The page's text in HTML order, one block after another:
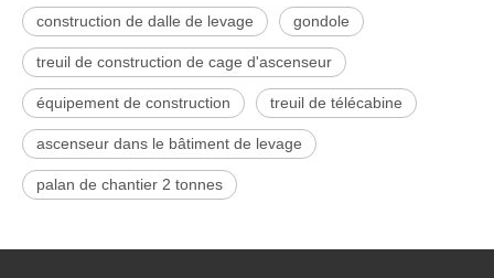
construction de dalle de levage gondole
treuil de construction de cage d'ascenseur
équipement de construction treuil de télécabine
ascenseur dans le bâtiment de levage
palan de chantier 2 tonnes